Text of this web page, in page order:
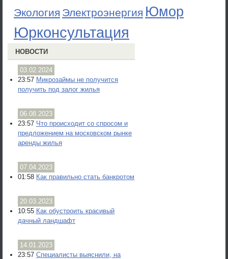
Экология Электроэнергия Юмор
Юрконсультация
НОВОСТИ
03.02.2024
23:57 Микрозаймы не получится
получить под залог жилья
06.08.2023
23:57 Что происходит со спросом и
предложением на московском рынке
аренды жилья
07.04.2023
01:58 Как правильно стать банкротом
20.03.2023
10:55 Как обустроить красивый
дачный ландшафт
14.01.2023
23:57 Специалисты выяснили, на